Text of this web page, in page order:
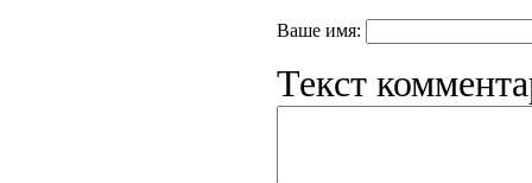
Ваше имя:
Текст